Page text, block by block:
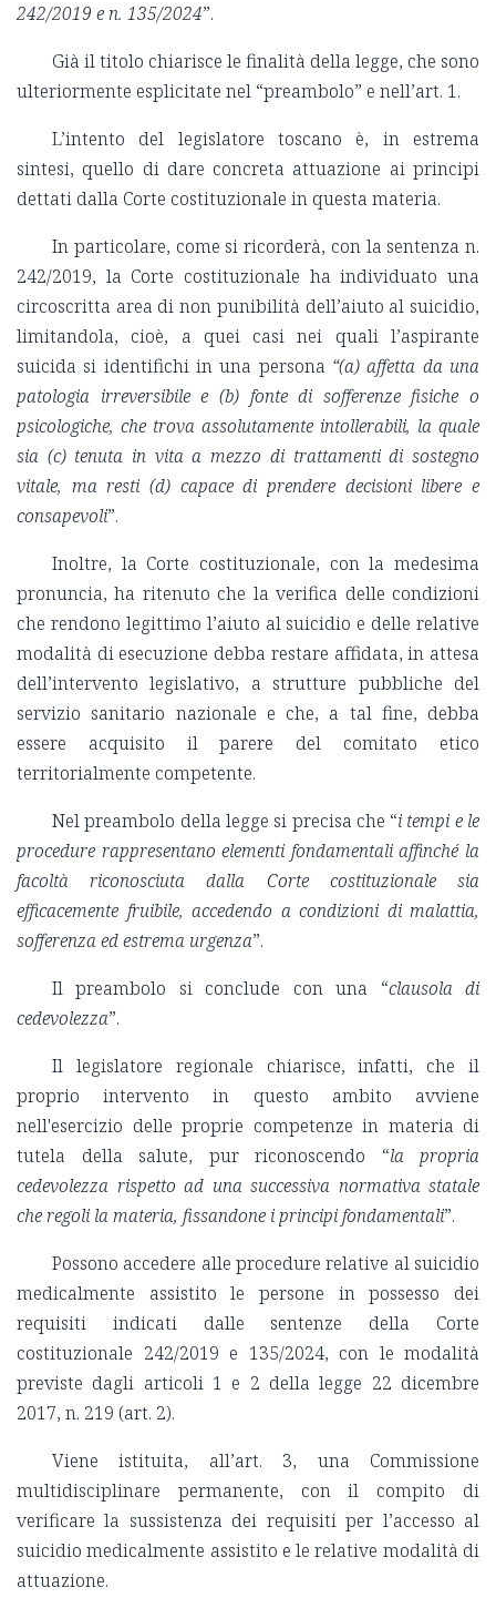
242/2019 e n. 135/2024”.
Già il titolo chiarisce le finalità della legge, che sono
ulteriormente esplicitate nel “preambolo” e nell’art. 1.
L’intento del legislatore toscano è, in estrema
sintesi, quello di dare concreta attuazione ai principi
dettati dalla Corte costituzionale in questa materia.
In particolare, come si ricorderà, con la sentenza n.
242/2019, la Corte costituzionale ha individuato una
circoscritta area di non punibilità dell’aiuto al suicidio,
limitandola, cioè, a quei casi nei quali l’aspirante
suicida si identifichi in una persona “(a) affetta da una
patologia irreversibile e (b) fonte di sofferenze fisiche o
psicologiche, che trova assolutamente intollerabili, la quale
sia (c) tenuta in vita a mezzo di trattamenti di sostegno
vitale, ma resti (d) capace di prendere decisioni libere e
consapevoli”.
Inoltre, la Corte costituzionale, con la medesima
pronuncia, ha ritenuto che la verifica delle condizioni
che rendono legittimo l’aiuto al suicidio e delle relative
modalità di esecuzione debba restare affidata, in attesa
dell’intervento legislativo, a strutture pubbliche del
servizio sanitario nazionale e che, a tal fine, debba
essere acquisito il parere del comitato etico
territorialmente competente.
Nel preambolo della legge si precisa che “i tempi e le
procedure rappresentano elementi fondamentali affinché la
facoltà riconosciuta dalla Corte costituzionale sia
efficacemente fruibile, accedendo a condizioni di malattia,
sofferenza ed estrema urgenza”.
Il preambolo si conclude con una “clausola di
cedevolezza”.
Il legislatore regionale chiarisce, infatti, che il
proprio intervento in questo ambito avviene
nell'esercizio delle proprie competenze in materia di
tutela della salute, pur riconoscendo “la propria
cedevolezza rispetto ad una successiva normativa statale
che regoli la materia, fissandone i principi fondamentali”.
Possono accedere alle procedure relative al suicidio
medicalmente assistito le persone in possesso dei
requisiti indicati dalle sentenze della Corte
costituzionale 242/2019 e 135/2024, con le modalità
previste dagli articoli 1 e 2 della legge 22 dicembre
2017, n. 219 (art. 2).
Viene istituita, all’art. 3, una Commissione
multidisciplinare permanente, con il compito di
verificare la sussistenza dei requisiti per l’accesso al
suicidio medicalmente assistito e le relative modalità di
attuazione.